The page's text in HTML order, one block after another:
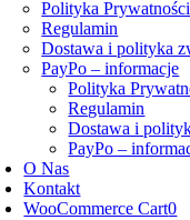
Polityka Prywatności
Regulamin
Dostawa i polityka
PayPo – informacje
Polityka
Regulamin
Dostawa i
PayPo –
O Nas
Kontakt
WooCommerce Cart0